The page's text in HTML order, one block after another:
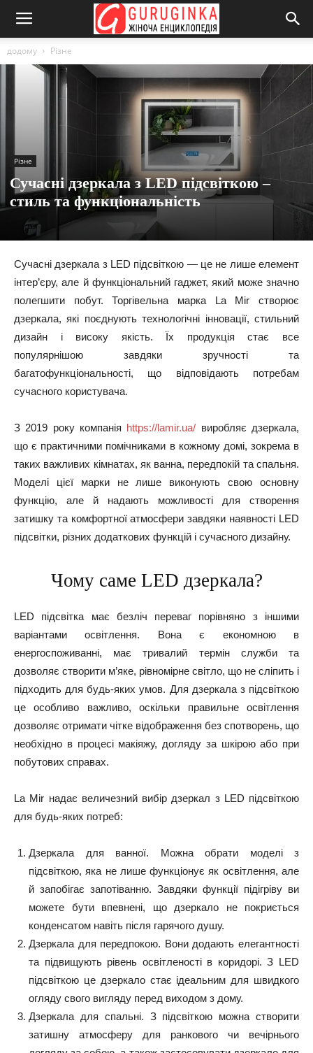
додому Різне
Різне
Сучасні дзеркала з LED підсвіткою –
стиль та функціональність
Сучасні дзеркала з LED підсвіткою — це не лише елемент
інтер’єру, але й функціональний гаджет, який може значно
полегшити побут. Торгівельна марка La Mir створює
дзеркала, які поєднують технологічні інновації, стильний
дизайн і високу якість. Їх продукція стає все
популярнішою завдяки зручності та
багатофункціональності, що відповідають потребам
сучасного користувача.
З 2019 року компанія https://lamir.ua/ виробляє дзеркала,
що є практичними помічниками в кожному домі, зокрема в
таких важливих кімнатах, як ванна, передпокій та спальня.
Моделі цієї марки не лише виконують свою основну
функцію, але й надають можливості для створення
затишку та комфортної атмосфери завдяки наявності LED
підсвітки, різних додаткових функцій і сучасного дизайну.
Чому саме LED дзеркала?
LED підсвітка має безліч переваг порівняно з іншими
варіантами освітлення. Вона є економною в
енергоспоживанні, має тривалий термін служби та
дозволяє створити м’яке, рівномірне світло, що не сліпить і
підходить для будь-яких умов. Для дзеркала з підсвіткою
це особливо важливо, оскільки правильне освітлення
дозволяє отримати чітке відображення без спотворень, що
необхідно в процесі макіяжу, догляду за шкірою або при
побутових справах.
La Mir надає величезний вибір дзеркал з LED підсвіткою
для будь-яких потреб:
Дзеркала для ванної. Можна обрати моделі з
підсвіткою, яка не лише функціонує як освітлення, але
й запобігає запотіванню. Завдяки функції підігріву ви
можете бути впевнені, що дзеркало не покриється
конденсатом навіть після гарячого душу.
Дзеркала для передпокою. Вони додають елегантності
та підвищують рівень освітленості в коридорі. З LED
підсвіткою це дзеркало стає ідеальним для швидкого
огляду свого вигляду перед виходом з дому.
Дзеркала для спальні. З підсвіткою можна створити
затишну атмосферу для ранкового чи вечірнього